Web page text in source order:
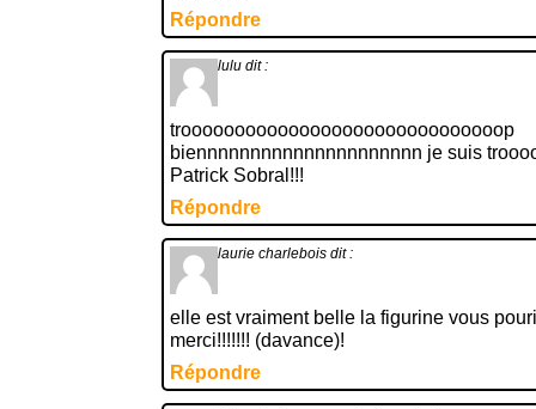
Répondre
lulu dit :
troooooooooooooooooooooooooooooop
biennnnnnnnnnnnnnnnnnnnn je suis
Patrick Sobral!!!
Répondre
laurie charlebois dit :
elle est vraiment belle la figurine vous
merci!!!!!!! (davance)!
Répondre